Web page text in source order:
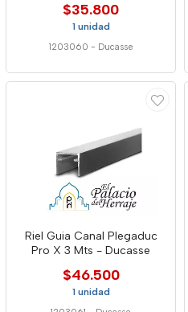
$35.800
1 unidad
1203060 - Ducasse
Riel Guia Canal Plegaduc
Pro X 3 Mts - Ducasse
$46.500
1 unidad